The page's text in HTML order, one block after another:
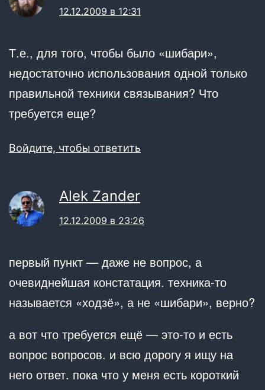
12.12.2009 в 12:31
Т.е., для того, чтобы было «шибари»,
недостаточно использования одной только
правильной техники связывания? Что
требуется еще?
Войдите, чтобы ответить
Alek Zander
12.12.2009 в 23:26
первый пункт — даже не вопрос, а
очевиднейшая констатация. техника-то
называется «ходзё», а не «шибари», верно?
а вот что требуется ещё — это-то и есть
вопрос вопросов. и всю дорогу я ищу на
него ответ. пока что у меня есть короткий